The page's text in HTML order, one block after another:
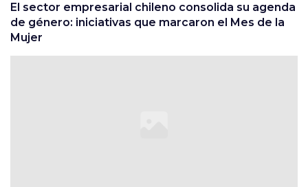
El sector empresarial chileno consolida su agenda
de género: iniciativas que marcaron el Mes de la
Mujer